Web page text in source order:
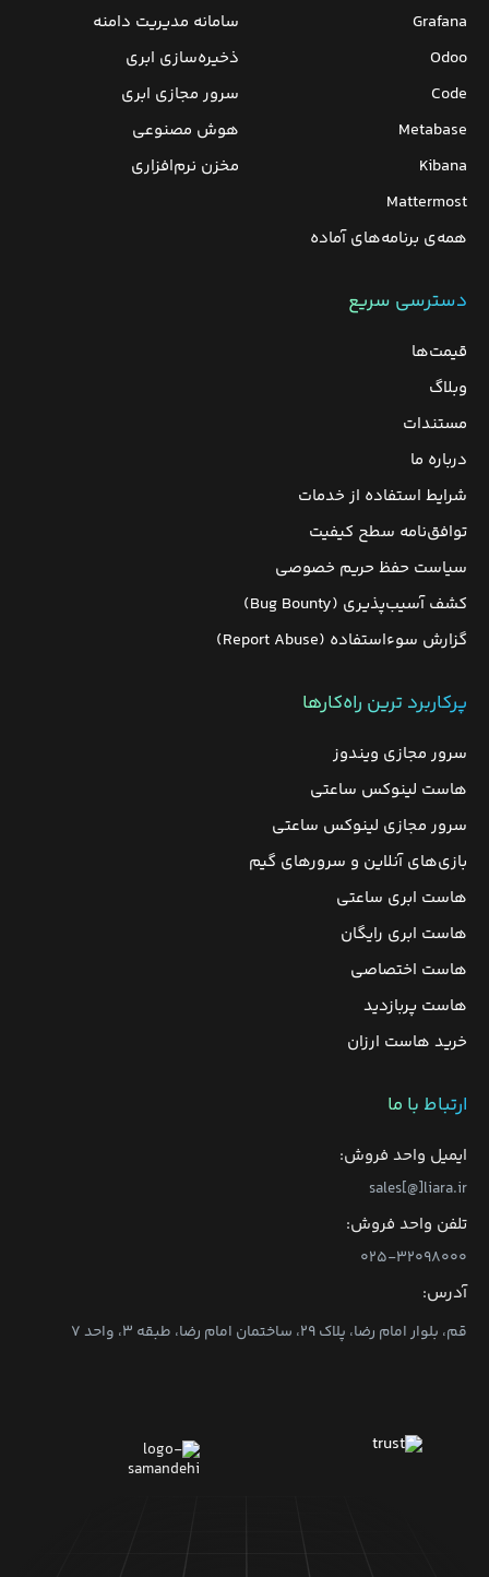
Grafana
Odoo
Code
Metabase
Kibana
Mattermost
همه‌ی برنامه‌های آماده
سامانه مدیریت دامنه
ذخیره‌سازی ابری
سرور مجازی ابری
هوش مصنوعی
مخزن نرم‌افزاری
دسترسی سریع
قیمت‌ها
وبلاگ
مستندات
درباره ما
شرایط استفاده از خدمات
توافق‌نامه سطح کیفیت
سیاست حفظ حریم خصوصی
کشف آسیب‌پذیری (Bug Bounty)
گزارش سوءاستفاده (Report Abuse)
پرکاربرد ترین راه‌کارها
سرور مجازی ویندوز
هاست لینوکس ساعتی
سرور مجازی لینوکس ساعتی
بازی‌های آنلاین و سرورهای گیم
هاست ابری ساعتی
هاست ابری رایگان
هاست اختصاصی
هاست پربازدید
خرید هاست ارزان
ارتباط با ما
ایمیل واحد فروش:
sales[@]liara.ir
تلفن واحد فروش:
۰۲۵-۳۲۰۹۸۰۰۰
آدرس:
قم، بلوار امام رضا، پلاک ۲۹، ساختمان امام رضا، طبقه ۳، واحد ۷